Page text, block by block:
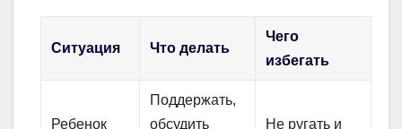
Ситуация Что делать
Чего
избегать
Ребенок
Поддержать,
обсудить
Не ругать и